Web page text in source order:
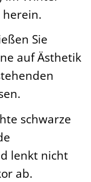
herein.
Sie
auf Ästhetik
schwarze
lenkt nicht
ab.